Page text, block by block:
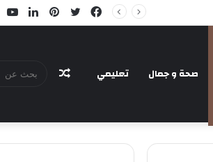
بينتيريستتويتر
فيسبوك
صحة و جمال تعليمي مقال